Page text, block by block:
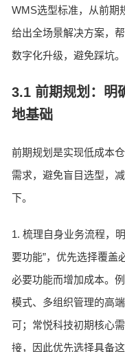
WMS选型标准，从前期
给出全场景解决方案，
数字化升级，避免踩坑。
3.1 前期规划：明
地基础
前期规划是实现低成本
需求，避免盲目选型，
下。
1. 梳理自身业务流程，
要功能”，优先选择覆盖
必要功能而增加成本。
模式、多组织管理的高
可；常悦科技初期核心
接，因此优先选择具备